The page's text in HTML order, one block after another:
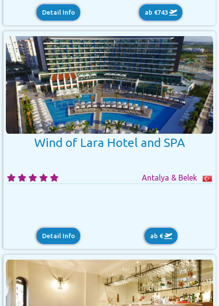
Detail Info ab €743
Wind of Lara Hotel and SPA
Antalya & Belek
Detail Info ab €